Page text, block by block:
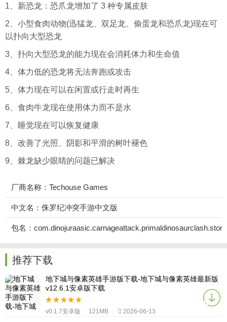
1、新恐龙：恐爪龙增加了 3 种专属皮肤
2、小型食肉动物(迅猛龙、双足龙、偷蛋龙和恐爪龙)现在可
以扑向大型恐龙
3、扑向大型恐龙的能力现在会消耗体力和生命值
4、体力低的恐龙将无法奔跑或攻击
5、体力现在可以在闲置或行走时再生
6、食肉牛龙现在使用体力而不是水
7、睡觉现在可以恢复健康
8、改善了光照、阴影和平滑的树叶褪色
9、棘龙缺少眼睛的问题已解决
厂商名称：Techouse Games
中文名：侏罗纪冲突手游中文版
包名：
推荐下载
地下城与像素英雄手游版下载-地下城与像素英雄最新版
v12.6.1安卓版下载
v0.1.7安卓版 121MB 2026-06-13